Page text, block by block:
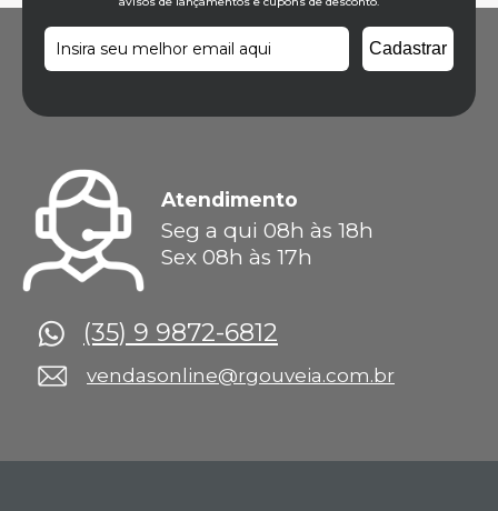
Atendimento
Seg a qui 08h às 18h
Sex 08h às 17h
(35) 9 9872-6812
vendasonline@rgouveia.com.br